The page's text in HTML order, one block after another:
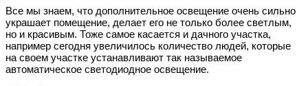
Все мы знаем, что дополнительное освещение очень сильно
украшает помещение, делает его не только более светлым,
но и красивым. Тоже самое касается и дачного участка,
например сегодня увеличилось количество людей, которые
на своем участке устанавливают так называемое
автоматическое светодиодное освещение.